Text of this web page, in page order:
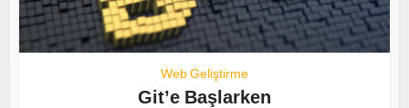
Web Geliştirme
Git’e Başlarken